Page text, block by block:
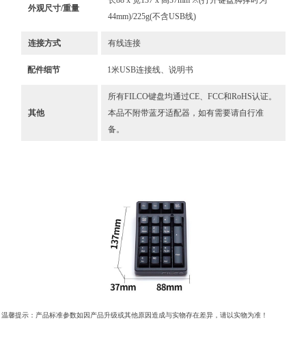
外观尺寸/重量
44mm)/225g(不含USB线)
连接方式 有线连接
配件细节 1米USB连接线、说明书
其他
所有FILCO键盘均通过CE、FCC和RoHS认证。
本品不附带蓝牙适配器，如有需要请自行准
备。
温馨提示：产品标准参数如因产品升级或其他原因造成与实物存在差异，请以实物为准！